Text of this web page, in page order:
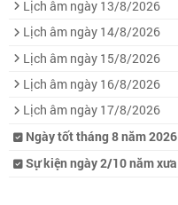
Lịch âm ngày 13/8/2026
Lịch âm ngày 14/8/2026
Lịch âm ngày 15/8/2026
Lịch âm ngày 16/8/2026
Lịch âm ngày 17/8/2026
Ngày tốt tháng 8 năm 2026
Sự kiện ngày 2/10 năm xưa